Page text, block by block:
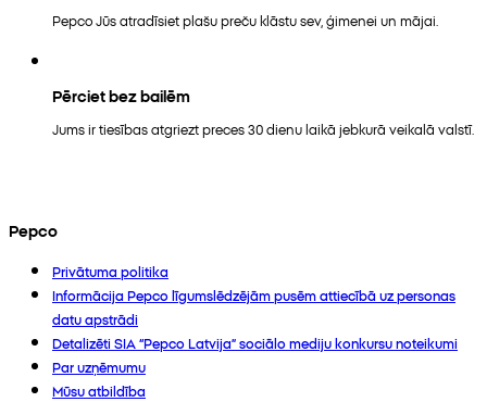
Pepco Jūs atradīsiet plašu preču klāstu sev, ģimenei un mājai.
Pērciet bez bailēm
Jums ir tiesības atgriezt preces 30 dienu laikā jebkurā veikalā valstī.
Pepco
Privātuma politika
Informācija Pepco līgumslēdzējām pusēm attiecībā uz personas
datu apstrādi
Detalizēti SIA “Pepco Latvija” sociālo mediju konkursu noteikumi
Par uzņēmumu
Mūsu atbildība